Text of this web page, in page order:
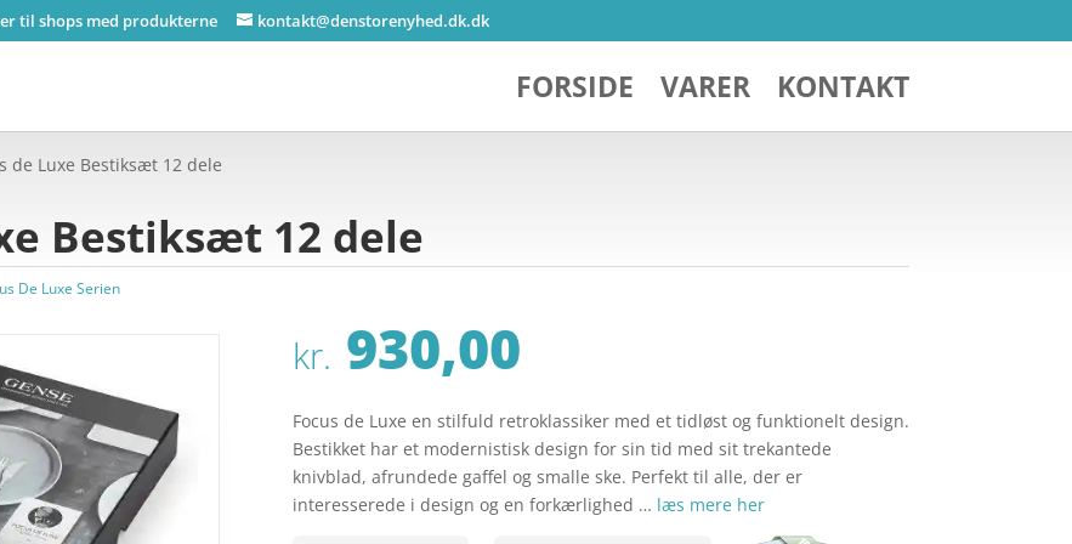
til shops med produkterne kontakt@denstorenyhed.dk.dk
FORSIDE VARER KONTAKT
de Luxe Bestiksæt 12 dele
Bestiksæt 12 dele
De Luxe Serien
kr. 930,00
Focus de Luxe en stilfuld retroklassiker med et tidløst og funktionelt design.
Bestikket har et modernistisk design for sin tid med sit trekantede
knivblad, afrundede gaffel og smalle ske. Perfekt til alle, der er
interesserede i design og en forkærlighed … læs mere her